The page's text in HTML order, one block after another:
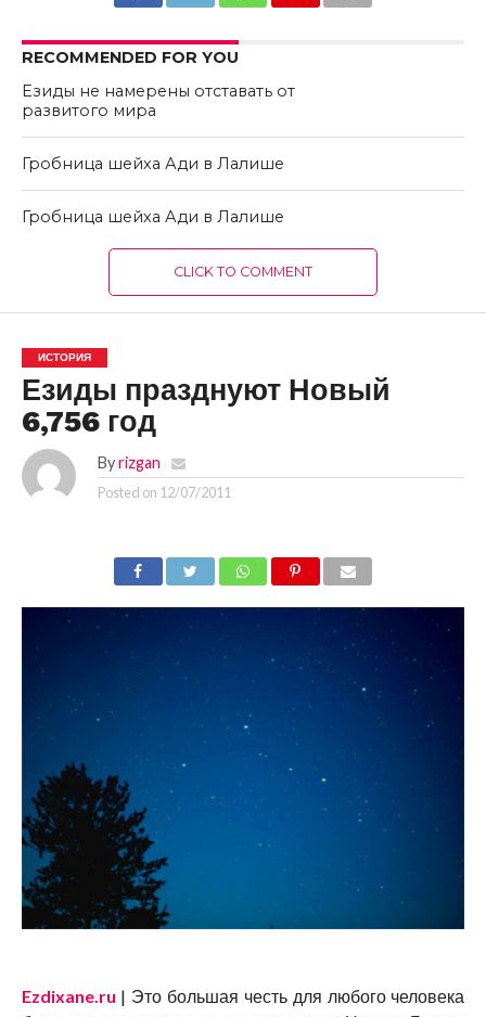
RECOMMENDED FOR YOU
Езиды не намерены отставать от
развитого мира
Гробница шейха Ади в Лалише
Гробница шейха Ади в Лалише
CLICK TO COMMENT
ИСТОРИЯ
Езиды празднуют Новый
6,756 год
By rizgan
Posted on 12/07/2011
Ezdixane.ru | Это большая честь для любого человека